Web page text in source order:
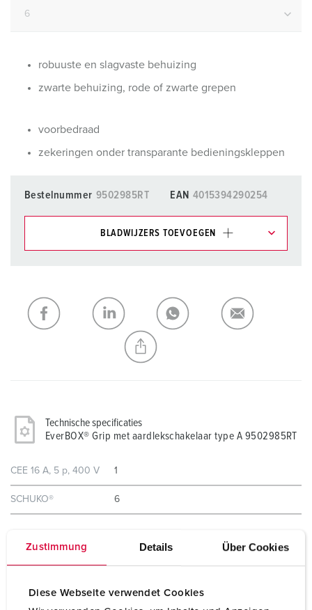
Zustimmung Details Über Cookies
Diese Webseite verwendet Cookies
robuuste en slagvaste behuizing
zwarte behuizing, rode of zwarte grepen
voorbedraad
zekeringen onder transparante bedieningskleppen
Bestelnummer 9502985RT EAN 4015394290254
BLADWIJZERS TOEVOEGEN
Mijn lijst TOEVOEGEN
NIEUW LIJST MAKEN
Technische specificaties
EverBOX® Grip met aardlekschakelaar type A 9502985RT
CEE 16 A, 5 p, 400 V 1
SCHUKO® 6
Voorbeveiliging max. 16 A